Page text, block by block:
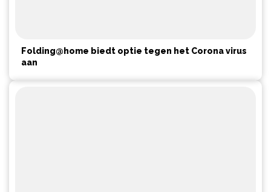
Folding@home biedt optie tegen het Corona virus
aan